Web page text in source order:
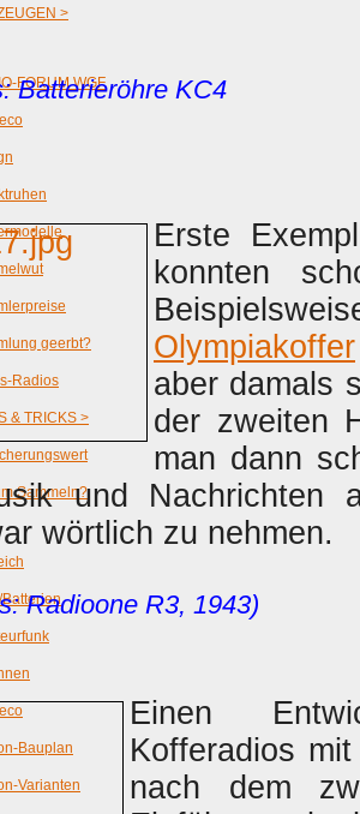
>
FORUM WGF
geerbt?
Radios
& TRICKS >
Sammeln?
Bauplan
Varianten
Batterieröhre KC4
Erste
konnten
Olympiakoffer
aber damals
der zweiten
man dann
und Nachrichten
wörtlich zu nehmen.
Radioone R3, 1943)
Einen
Kofferadios
nach dem